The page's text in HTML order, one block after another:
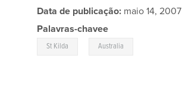
Data de publicação: maio 14, 2007
Palavras-chavee
St Kilda Australia